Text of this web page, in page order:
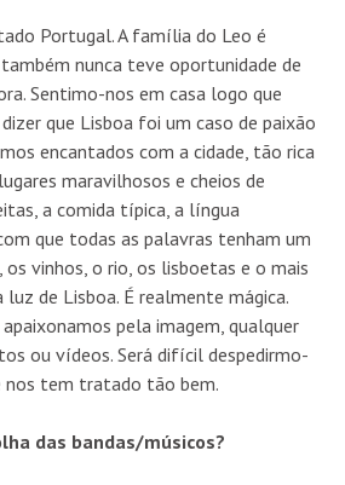
Portugal. A família do Leo é
nunca teve oportunidade de
Sentimo-nos em casa logo que
que Lisboa foi um caso de paixão
encantados com a cidade, tão rica
maravilhosos e cheios de
a comida típica, a língua
que todas as palavras tenham um
vinhos, o rio, os lisboetas e o mais
de Lisboa. É realmente mágica.
pela imagem, qualquer
ou vídeos. Será difícil despedirmo-
nos tem tratado tão bem.
das bandas/músicos?